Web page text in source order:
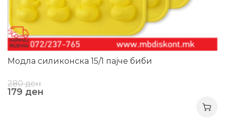
Модла силиконска 15/1 пајче биби
280ден
179 ден